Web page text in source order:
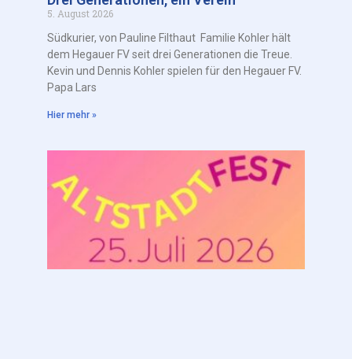
5. August 2026
Südkurier, von Pauline Filthaut Familie Kohler hält
dem Hegauer FV seit drei Generationen die Treue.
Kevin und Dennis Kohler spielen für den Hegauer FV.
Papa Lars
Hier mehr »